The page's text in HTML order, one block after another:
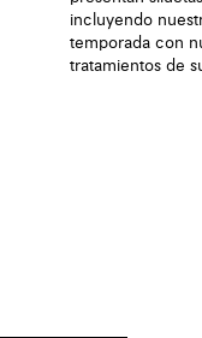
incluyendo
temporada con
tratamientos de